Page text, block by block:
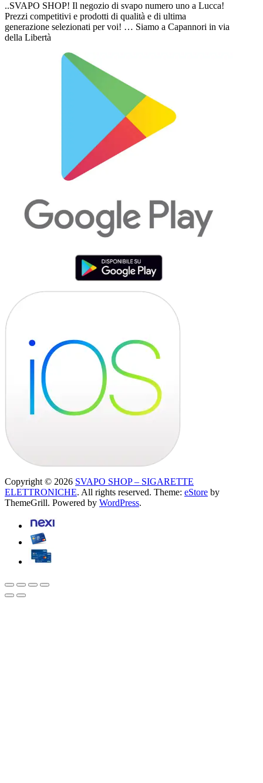
..SVAPO SHOP! Il negozio di svapo numero uno a Lucca!
Prezzi competitivi e prodotti di qualità e di ultima
generazione selezionati per voi! … Siamo a Capannori in via
della Libertà
Copyright © 2026 SVAPO SHOP – SIGARETTE
ELETTRONICHE. All rights reserved. Theme: eStore by
ThemeGrill. Powered by WordPress.